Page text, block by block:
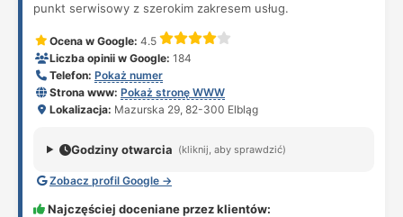
punkt serwisowy z szerokim zakresem usług.
Ocena w Google: 4.5
Liczba opinii w Google: 184
Telefon: Pokaż numer
Strona www: Pokaż stronę WWW
Lokalizacja: Mazurska 29, 82-300 Elbląg
Godziny otwarcia (kliknij, aby sprawdzić)
Zobacz profil Google →
Najczęściej doceniane przez klientów: